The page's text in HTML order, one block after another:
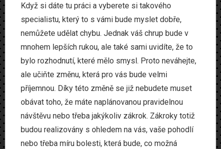
Když si dáte tu práci a vyberete si takového
specialistu, který to s vámi bude myslet dobře,
nemůžete udělat chybu. Jednak váš chrup bude v
mnohem lepších rukou, ale také sami uvidíte, že to
bylo rozhodnutí, které mělo smysl. Proto neváhejte,
ale učiňte změnu, která pro vás bude velmi
příjemnou. Díky této změně se již nebudete muset
obávat toho, že máte naplánovanou pravidelnou
návštěvu nebo třeba jakýkoliv zákrok. Zákroky totiž
budou realizovány s ohledem na vás, vaše pohodlí
nebo třeba míru bolesti, která bude, co možná